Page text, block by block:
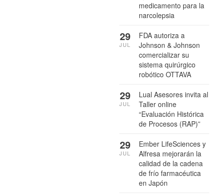
medicamento para la
narcolepsia
FDA autoriza a
Johnson & Johnson
comercializar su
sistema quirúrgico
robótico OTTAVA
29
JUL
Lual Asesores invita al
Taller online
“Evaluación Histórica
de Procesos (RAP)”
29
JUL
Ember LifeSciences y
Alfresa mejorarán la
calidad de la cadena
de frío farmacéutica
en Japón
29
JUL